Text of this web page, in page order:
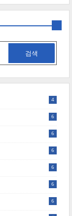
4
6
6
6
6
6
6